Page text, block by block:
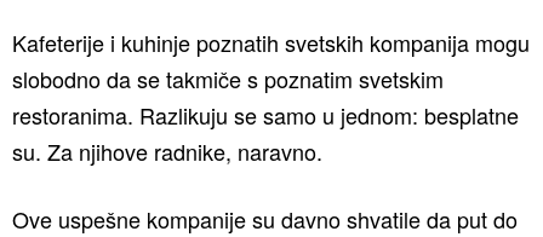
Kafeterije i kuhinje poznatih svetskih kompanija mogu
slobodno da se takmiče s poznatim svetskim
restoranima. Razlikuju se samo u jednom: besplatne
su. Za njihove radnike, naravno.
Ove uspešne kompanije su davno shvatile da put do